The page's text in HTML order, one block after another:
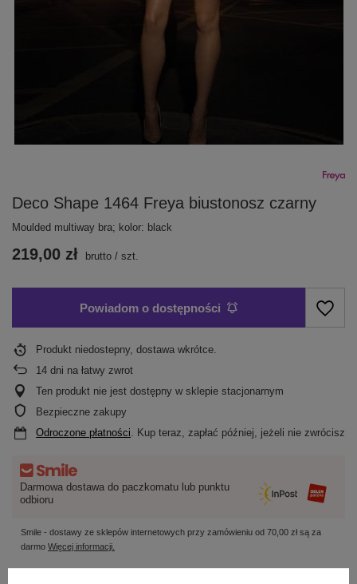
Deco Shape 1464 Freya biustonosz czarny
Moulded multiway bra; kolor: black
219,00 zł brutto / szt.
Powiadom o dostępności
Produkt niedostepny, dostawa wkrótce
14 dni na łatwy zwrot
Ten produkt nie jest dostępny w sklepie stacjonarnym
Bezpieczne zakupy
Odroczone płatności. Kup teraz, zapłać później, jeżeli nie zwrócisz
Darmowa dostawa do paczkomatu lub punktu
odbioru
Smile - dostawy ze sklepów internetowych przy zamówieniu od 70,00 złsą za
darmo Więcej informacji.